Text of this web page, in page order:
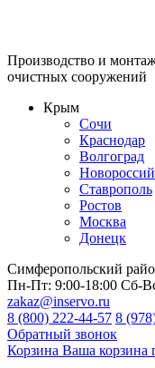
Производство и
очистных сооружений
Крым
Сочи
Краснодар
Волгоград
Ставрополь
Ростов
Москва
Донецк
Симферопольский
Пн-Пт: 9:00-18:00 Сб-
zakaz@inservo.ru
8 (800) 222-44-57 8
Обратный звонок
Корзина Ваша корзина